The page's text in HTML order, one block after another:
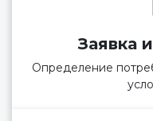
Заявка
Определение